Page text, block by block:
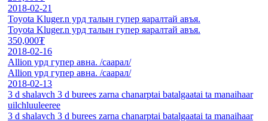
2018-02-21
Toyota Kluger.n урд талын гупер яаралтай авъя.
Toyota Kluger.n урд талын гупер яаралтай авъя.
350,000₮
2018-02-16
Allion урд гупер авна. /саарал/
Allion урд гупер авна. /саарал/
2018-02-13
3 d shalavch 3 d burees zarna chanarptai batalgaatai ta manaihaar
uilchluuleeree
3 d shalavch 3 d burees zarna chanarptai batalgaatai ta manaihaar